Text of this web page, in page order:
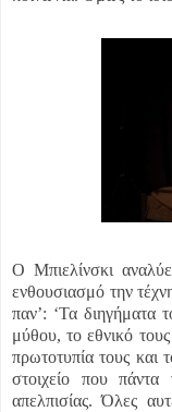
Ο Μπιελίνσκι
ενθουσιασμό την
παν’: ‘Τα διηγήματα
μύθου, το εθνικό
πρωτοτυπία τους και
στοιχείο που
απελπισίας. Όλες